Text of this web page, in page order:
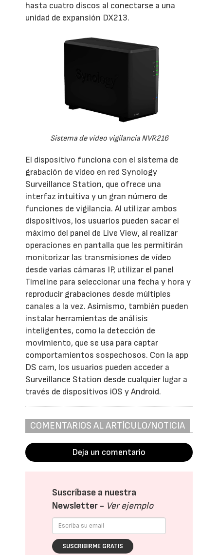
hasta cuatro discos al conectarse a una
unidad de expansión DX213.
Sistema de vídeo vigilancia NVR216
El dispositivo funciona con el sistema de
grabación de vídeo en red Synology
Surveillance Station, que ofrece una
interfaz intuitiva y un gran número de
funciones de vigilancia. Al utilizar ambos
dispositivos, los usuarios pueden sacar el
máximo del panel de Live View, al realizar
operaciones en pantalla que les permitirán
monitorizar las transmisiones de vídeo
desde varias cámaras IP, utilizar el panel
Timeline para seleccionar una fecha y hora y
reproducir grabaciones desde múltiples
canales a la vez. Asimismo, también pueden
instalar herramientas de análisis
inteligentes, como la detección de
movimiento, que se usa para captar
comportamientos sospechosos. Con la app
DS cam, los usuarios pueden acceder a
Surveillance Station desde cualquier lugar a
través de dispositivos iOS y Android.
COMENTARIOS AL ARTÍCULO/NOTICIA
Deja un comentario
Suscríbase a nuestra
Newsletter - Ver ejemplo
SUSCRIBIRME GRATIS